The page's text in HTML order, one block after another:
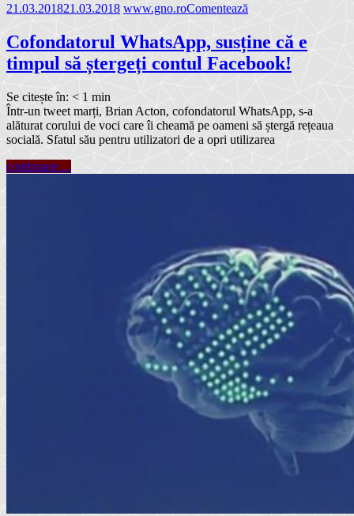
21.03.201821.03.2018 www.gno.roComentează
Cofondatorul WhatsApp, susține că e
timpul să ștergeți contul Facebook!
Se citește în: < 1 min
Într-un tweet marți, Brian Acton, cofondatorul WhatsApp, s-a
alăturat corului de voci care îi cheamă pe oameni să ștergă rețeaua
socială. Sfatul său pentru utilizatori de a opri utilizarea
continuare ...